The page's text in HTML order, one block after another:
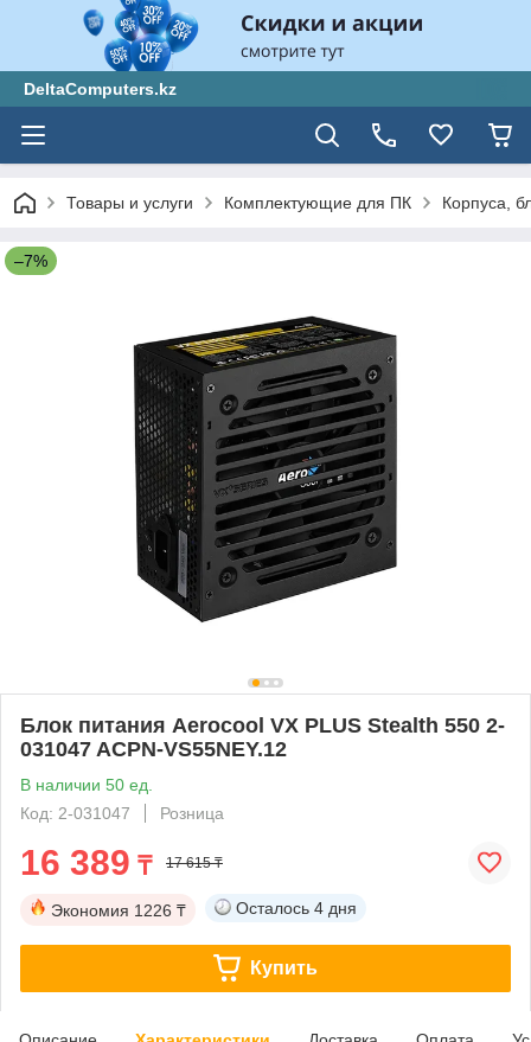
DeltaComputers.kz
Товары и услуги Комплектующие для ПК Корпуса,
–7%
Блок питания Aerocool VX PLUS Stealth 550 2-
031047 ACPN-VS55NEY.12
В наличии 50 ед.
Код: 2-031047
Розница
16 389 ₸ 17 615 ₸
Экономия 1226 ₸ Осталось 4 дня
Купить